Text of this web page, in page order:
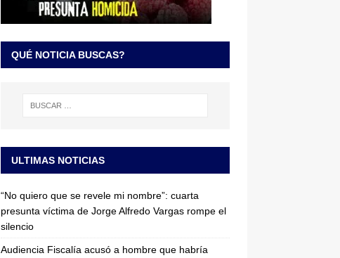
QUÉ NOTICIA BUSCAS?
ULTIMAS NOTICIAS
“No quiero que se revele mi nombre”: cuarta
presunta víctima de Jorge Alfredo Vargas rompe el
silencio
Audiencia Fiscalía acusó a hombre que habría